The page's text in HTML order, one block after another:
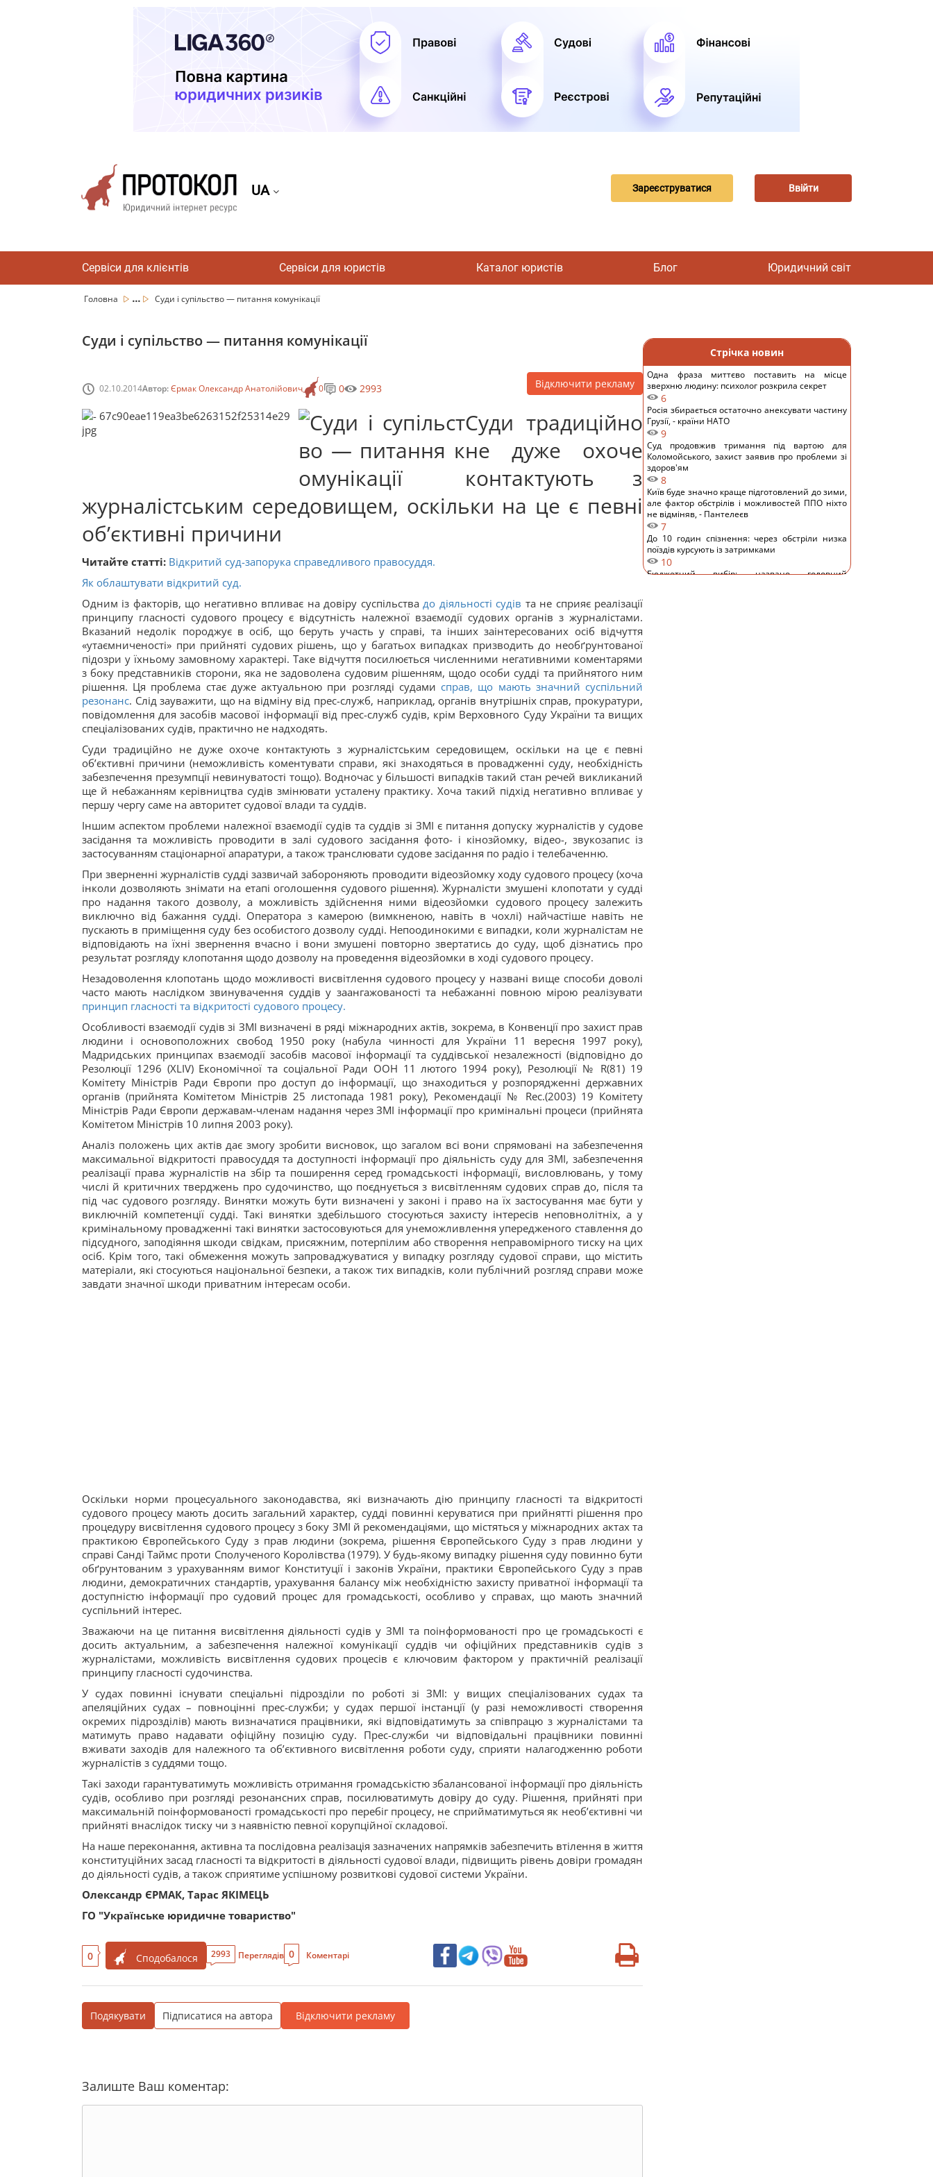
UA Зареєструватися Ввійти
Сервіси для клієнтів Сервіси для юристів Каталог юристів Блог Юридичний світ
Головна ... Суди і супільство — питання комунікації
Суди і супільство — питання комунікації
02.10.2014Автор:Єрмак Олександр Анатолійович 0 0 2993 Відключити рекламу
Суди традиційно
не дуже охоче
контактують з
журналістським середовищем, оскільки на це є певні
об’єктивні причини
Читайте статті: Відкритий суд-запорука справедливого правосуддя.
Як облаштувати відкритий суд.
Одним із факторів, що негативно впливає на довіру суспільствадо діяльності судів та не сприяє реалізації
принципу гласності судового процесу є відсутність належної взаємодії судових органів з журналістами.
Вказаний недолік породжує в осіб, що беруть участь у справі, та інших заінтересованих осіб відчуття
«утаємниченості» при прийняті судових рішень, що у багатьох випадках призводить до необґрунтованої
підозри у їхньому замовному характері. Таке відчуття посилюється численними негативними коментарями
з боку представників сторони, яка не задоволена судовим рішенням, щодо особи судді та прийнятого ним
рішення. Ця проблема стає дуже актуальною при розгляді судамисправ, що мають значний суспільний
резонанс. Слід зауважити, що на відміну від прес-служб, наприклад, органів внутрішніх справ, прокуратури,
повідомлення для засобів масової інформації від прес-служб судів, крім Верховного Суду України та вищих
спеціалізованих судів, практично не надходять.
Суди традиційно не дуже охоче контактують з журналістським середовищем, оскільки на це є певні
об’єктивні причини (неможливість коментувати справи, які знаходяться в провадженні суду, необхідність
забезпечення презумпції невинуватості тощо). Водночас у більшості випадків такий стан речей викликаний
ще й небажанням керівництва судів змінювати усталену практику. Хоча такий підхід негативно впливає у
першу чергу саме на авторитет судової влади та суддів.
Іншим аспектом проблеми належної взаємодії судів та суддів зі ЗМІ є питання допуску журналістів у судове
засідання та можливість проводити в залі судового засідання фото- і кінозйомку, відео-, звукозапис із
застосуванням стаціонарної апаратури, а також транслювати судове засідання по радіо і телебаченню.
При зверненні журналістів судді зазвичай забороняють проводити відеозйомку ходу судового процесу (хоча
інколи дозволяють знімати на етапі оголошення судового рішення). Журналісти змушені клопотати у судді
про надання такого дозволу, а можливість здійснення ними відеозйомки судового процесу залежить
виключно від бажання судді. Оператора з камерою (вимкненою, навіть в чохлі) найчастіше навіть не
пускають в приміщення суду без особистого дозволу судді. Непоодинокими є випадки, коли журналістам не
відповідають на їхні звернення вчасно і вони змушені повторно звертатись до суду, щоб дізнатись про
результат розгляду клопотання щодо дозволу на проведення відеозйомки в ході судового процесу.
Незадоволення клопотань щодо можливості висвітлення судового процесу у названі вище способи доволі
часто мають наслідком звинувачення суддів у заангажованості та небажанні повною мірою реалізувати
принцип гласності та відкритості судового процесу.
Особливості взаємодії судів зі ЗМІ визначені в ряді міжнародних актів, зокрема, в Конвенції про захист прав
людини і основоположних свобод 1950 року (набула чинності для України 11 вересня 1997 року),
Мадридських принципах взаємодії засобів масової інформації та суддівської незалежності (відповідно до
Резолюції 1296 (XLIV) Економічної та соціальної Ради ООН 11 лютого 1994 року), Резолюції № R(81) 19
Комітету Міністрів Ради Європи про доступ до інформації, що знаходиться у розпорядженні державних
органів (прийнята Комітетом Міністрів 25 листопада 1981 року), Рекомендації № Rес.(2003) 19 Комітету
Міністрів Ради Європи державам-членам надання через ЗМІ інформації про кримінальні процеси (прийнята
Комітетом Міністрів 10 липня 2003 року).
Аналіз положень цих актів дає змогу зробити висновок, що загалом всі вони спрямовані на забезпечення
максимальної відкритості правосуддя та доступності інформації про діяльність суду для ЗМІ, забезпечення
реалізації права журналістів на збір та поширення серед громадськості інформації, висловлювань, у тому
числі й критичних тверджень про судочинство, що поєднується з висвітленням судових справ до, після та
під час судового розгляду. Винятки можуть бути визначені у законі і право на їх застосування має бути у
виключній компетенції судді. Такі винятки здебільшого стосуються захисту інтересів неповнолітніх, а у
кримінальному провадженні такі винятки застосовуються для унеможливлення упередженого ставлення до
підсудного, заподіяння шкоди свідкам, присяжним, потерпілим або створення неправомірного тиску на цих
осіб. Крім того, такі обмеження можуть запроваджуватися у випадку розгляду судової справи, що містить
матеріали, які стосуються національної безпеки, а також тих випадків, коли публічний розгляд справи може
завдати значної шкоди приватним інтересам особи.
Оскільки норми процесуального законодавства, які визначають дію принципу гласності та відкритості
судового процесу мають досить загальний характер, судді повинні керуватися при прийнятті рішення про
процедуру висвітлення судового процесу з боку ЗМІ й рекомендаціями, що містяться у міжнародних актах та
практикою Європейського Суду з прав людини (зокрема, рішення Європейського Суду з прав людини у
справі Санді Таймс проти Сполученого Королівства (1979). У будь-якому випадку рішення суду повинно бути
обґрунтованим з урахуванням вимог Конституції і законів України, практики Європейського Суду з прав
людини, демократичних стандартів, урахування балансу між необхідністю захисту приватної інформації та
доступністю інформації про судовий процес для громадськості, особливо у справах, що мають значний
суспільний інтерес.
Зважаючи на це питання висвітлення діяльності судів у ЗМІ та поінформованості про це громадськості є
досить актуальним, а забезпечення належної комунікації суддів чи офіційних представників судів з
журналістами, можливість висвітлення судових процесів є ключовим фактором у практичній реалізації
принципу гласності судочинства.
У судах повинні існувати спеціальні підрозділи по роботі зі ЗМІ: у вищих спеціалізованих судах та
апеляційних судах – повноцінні прес-служби; у судах першої інстанції (у разі неможливості створення
окремих підрозділів) мають визначатися працівники, які відповідатимуть за співпрацю з журналістами та
матимуть право надавати офіційну позицію суду. Прес-служби чи відповідальні працівники повинні
вживати заходів для належного та об’єктивного висвітлення роботи суду, сприяти налагодженню роботи
журналістів з суддями тощо.
Такі заходи гарантуватимуть можливість отримання громадськістю збалансованої інформації про діяльність
судів, особливо при розгляді резонансних справ, посилюватимуть довіру до суду. Рішення, прийняті при
максимальній поінформованості громадськості про перебіг процесу, не сприйматимуться як необ’єктивні чи
прийняті внаслідок тиску чи з наявністю певної корупційної складової.
На наше переконання, активна та послідовна реалізація зазначених напрямків забезпечить втілення в життя
конституційних засад гласності та відкритості в діяльності судової влади, підвищить рівень довіри громадян
до діяльності судів, а також сприятиме успішному розвиткові судової системи України.
Олександр ЄРМАК, Тарас ЯКІМЕЦЬ
ГО "Українське юридичне товариство"
0 Сподобалося 2993 Переглядів 0 Коментарі
Подякувати Підписатися на автора Відключити рекламу
Залиште Ваш коментар:
Стрічка новин
Одна фраза миттєво поставить на місце
зверхню людину: психолог розкрила секрет
6
Росія збирається остаточно анексувати частину
Грузії, - країни НАТО
9
Суд продовжив тримання під вартою для
Коломойського, захист заявив про проблеми зі
здоров'ям
8
Київ буде значно краще підготовлений до зими,
але фактор обстрілів і можливостей ППО ніхто
не відміняв, - Пантелеєв
7
До 10 годин спізнення: через обстріли низка
поїздів курсують із затримками
10
Бюджетний вибір: названо головний